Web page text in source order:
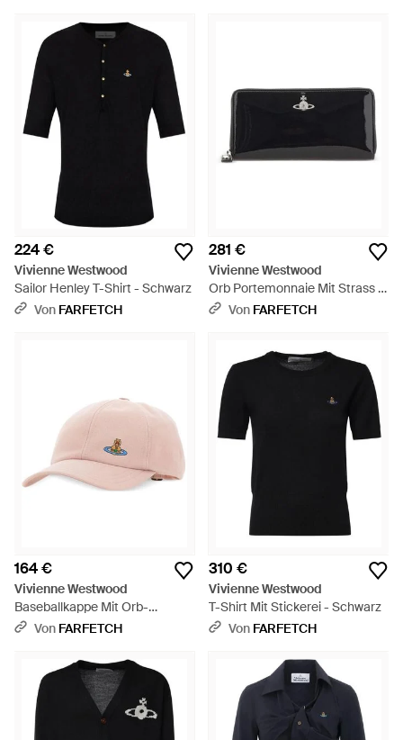
224 €
Vivienne Westwood
Sailor Henley T-Shirt - Schwarz
Von FARFETCH
281 €
Vivienne Westwood
Orb Portemonnaie Mit Strass -
Schwarz
Von FARFETCH
164 €
Vivienne Westwood
Baseballkappe Mit Orb-
Stickerei - Pink
Von FARFETCH
310 €
Vivienne Westwood
T-Shirt Mit Stickerei - Schwarz
Von FARFETCH